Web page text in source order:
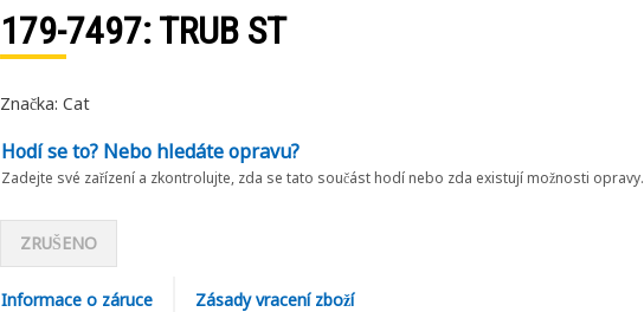
179-7497: TRUB ST
Značka: Cat
Hodí se to? Nebo hledáte opravu?
Zadejte své zařízení a zkontrolujte, zda se tato součást hodí nebo zda existují možnosti opravy.
ZRUŠENO
Informace o záruce Zásady vracení zboží